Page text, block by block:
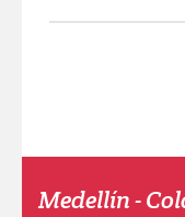
Medellín -